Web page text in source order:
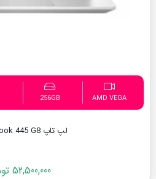
AMD VEGA
256GB
لپ تاپ HP ProBook 445 G8
52,500,000